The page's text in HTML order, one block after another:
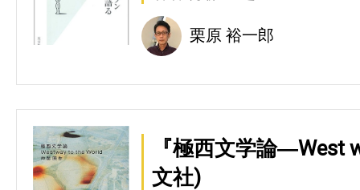
栗原 裕一郎
『極西文学論―West
文社)